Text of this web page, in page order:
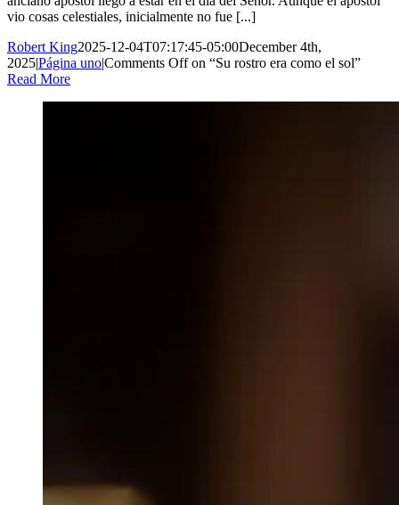
vio cosas celestiales, inicialmente no fue [...]
Robert King2025-12-04T07:17:45-05:00December 4th,
2025|Página uno|Comments Offon “Su rostro era como el sol”
Read More